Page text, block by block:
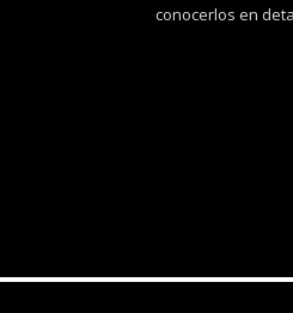
conocerlos en